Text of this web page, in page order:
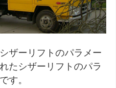
ザーリフトのパラメー
たシザーリフトのパラ
す。